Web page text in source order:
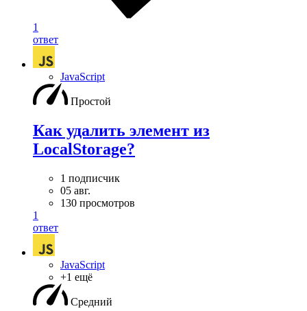
1
ответ
JavaScript
Простой
Как удалить элемент из
LocalStorage?
1 подписчик
05 авг.
130 просмотров
1
ответ
JavaScript
+1 ещё
Средний